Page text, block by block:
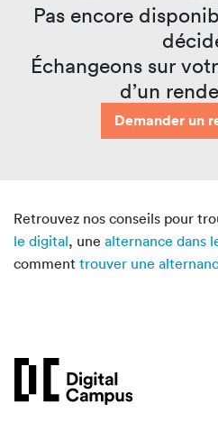
Pas encore
Échangeons sur
d’un
Demander un
Retrouvez nos conseils pour
le digital, une alternance dans
comment trouver une